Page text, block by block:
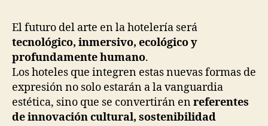
El futuro del arte en la hotelería será
tecnológico, inmersivo, ecológico y
profundamente humano.
Los hoteles que integren estas nuevas formas de
expresión no solo estarán a la vanguardia
estética, sino que se convertirán enreferentes
de innovación cultural, sostenibilidad